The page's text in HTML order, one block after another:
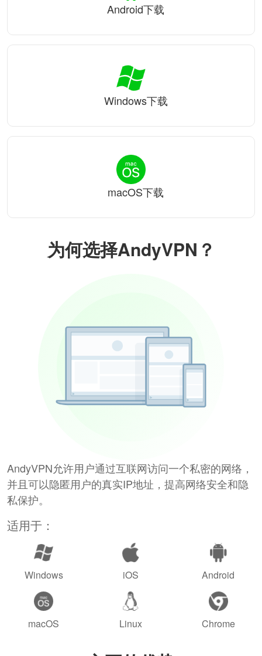
为何选择AndyVPN？
AndyVPN允许用户通过互联网访问一个私密的网络，
并且可以隐匿用户的真实IP地址，提高网络安全和隐
私保护。
适用于：
Windows iOS Android
macOS Linux Chrome
Android下载
Windows下载
macOS下载